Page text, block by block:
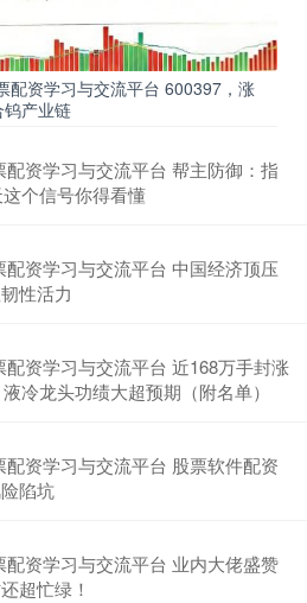
配资学习与交流平台 600397，涨
产业链
配资学习与交流平台 帮主防御：指
个信号你得看懂
配资学习与交流平台 中国经济顶压
性活力
配资学习与交流平台 近168万手封涨
冷龙头功绩大超预期（附名单）
配资学习与交流平台 股票软件配资
陷坑
配资学习与交流平台 业内大佬盛赞
超忙绿！